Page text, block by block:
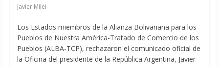
Javier Milei
Los Estados miembros de la Alianza Bolivariana para los
Pueblos de Nuestra América-Tratado de Comercio de los
Pueblos (ALBA-TCP), rechazaron el comunicado oficial de
la Oficina del presidente de la República Argentina, Javier